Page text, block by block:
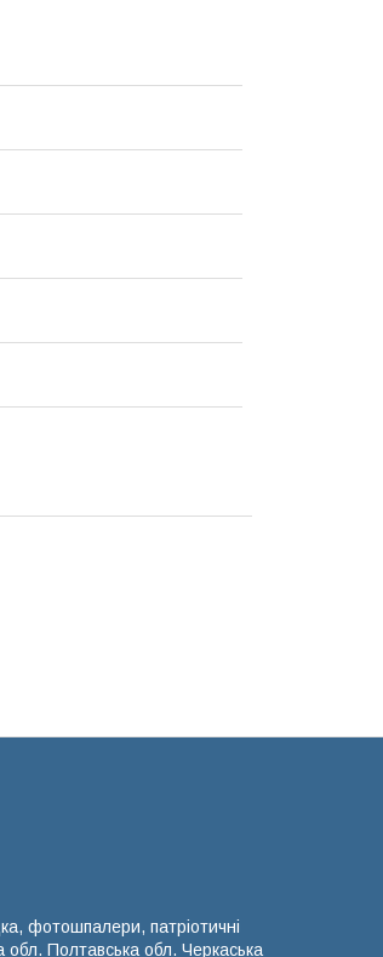
фотошпалери, патріотичні
обл. Полтавська обл. Черкаська